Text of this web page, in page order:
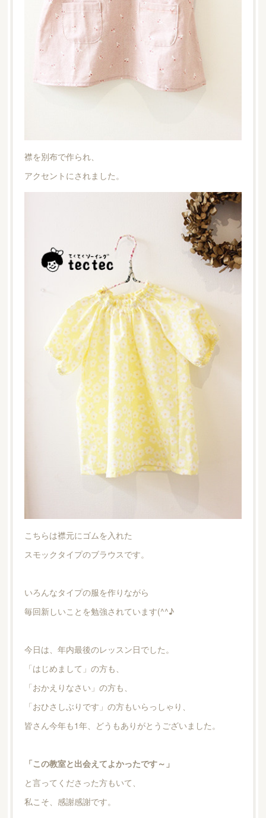
襟を別布で作られ、
アクセントにされました。
こちらは襟元にゴムを入れた
スモックタイプのブラウスです。
いろんなタイプの服を作りながら
毎回新しいことを勉強されています(^^♪
今日は、年内最後のレッスン日でした。
「はじめまして」の方も、
「おかえりなさい」の方も、
「おひさしぶりです」の方もいらっしゃり、
皆さん今年も1年、どうもありがとうございました。
「この教室と出会えてよかったです～」
と言ってくださった方もいて、
私こそ、感謝感謝です。